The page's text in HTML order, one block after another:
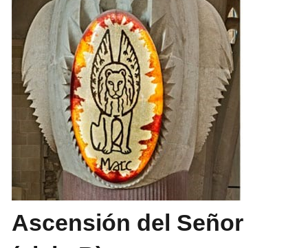
Ascensión del Señor